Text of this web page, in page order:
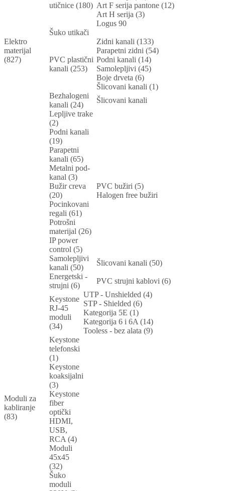
Elektro
materijal
(827)
utičnice (180) Art F serija pantone (12)
Art H serija (3)
Logus 90
Šuko utikači
PVC plastični
kanali (253)
Zidni kanali (133)
Parapetni zidni (54)
Podni kanali (14)
Samolepljivi (45)
Boje drveta (6)
Šlicovani kanali (1)
Bezhalogeni
kanali (24)
Šlicovani kanali
Lepljive trake
(2)
Podni kanali
(19)
Parapetni
kanali (65)
Metalni pod-
kanal (3)
Bužir creva
(20)
PVC bužiri (5)
Halogen free bužiri
Pocinkovani
regali (61)
Potrošni
materijal (26)
IP power
control (5)
Samolepljivi
kanali (50)
Šlicovani kanali (50)
Energetski -
strujni (6)
PVC strujni kablovi (6)
Moduli za
kabliranje
(83)
Keystone
RJ-45
moduli
(34)
UTP - Unshielded (4)
STP - Shielded (6)
Kategorija 5E (1)
Kategorija 6 i 6A (14)
Tooless - bez alata (9)
Keystone
telefonski
(1)
Keystone
koaksijalni
(3)
Keystone
fiber
optički
HDMI,
USB,
RCA (4)
Moduli
45x45
(32)
Šuko
moduli